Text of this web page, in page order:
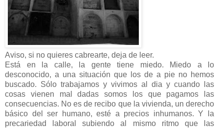
Aviso, si no quieres cabrearte, deja de leer.
Está en la calle, la gente tiene miedo. Miedo a lo
desconocido, a una situación que los de a pie no hemos
buscado. Sólo trabajamos y vivimos al dia y cuando las
cosas vienen mal dadas somos los que pagamos las
consecuencias. No es de recibo que la vivienda, un derecho
básico del ser humano, esté a precios inhumanos. Y la
precariedad laboral subiendo al mismo ritmo que las